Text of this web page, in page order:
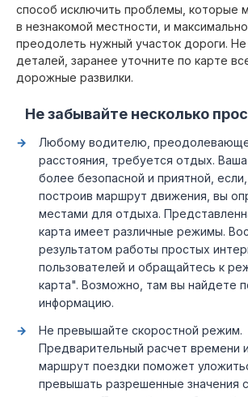
способ исключить проблемы, которые
в незнакомой местности, и
преодолеть нужный участок дороги. Не
деталей, заранее уточните по карте
дорожные развилки.
Не забывайте несколько
Любому водителю,
расстояния, требуется отдых.
более безопасной и приятной,
построив маршрут движения, вы
местами для отдыха.
карта имеет различные режимы.
результатом работы простых
пользователей и обращайтесь к
карта". Возможно, там вы найдете
информацию.
Не превышайте скоростной режим.
Предварительный расчет времени
маршрут поездки поможет
превышать разрешенные значения